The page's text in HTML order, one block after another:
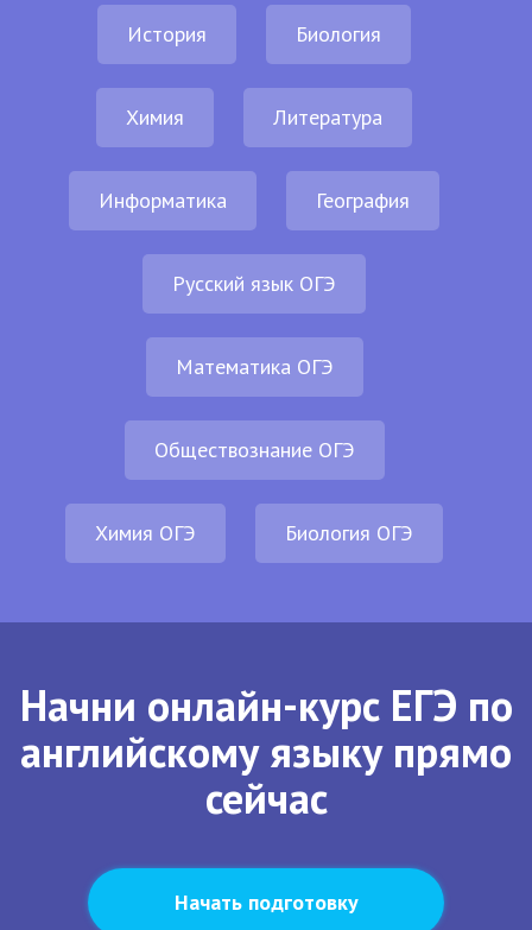
История Биология
Химия Литература
Информатика География
Русский язык ОГЭ
Математика ОГЭ
Обществознание ОГЭ
Химия ОГЭ Биология ОГЭ
Начни онлайн-курс ЕГЭ по
английскому языку прямо
сейчас
Начать подготовку